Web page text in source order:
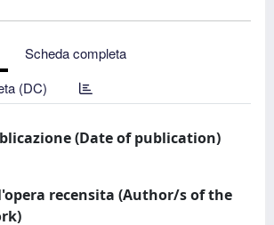
Scheda completa
(DC)
(Date of publication)
recensita (Author/s of the